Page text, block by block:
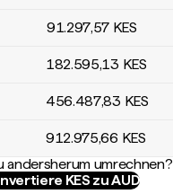
91.297,57 KES
182.595,13 KES
456.487,83 KES
912.975,66 KES
andersherum umrechnen?
KES zu AUD